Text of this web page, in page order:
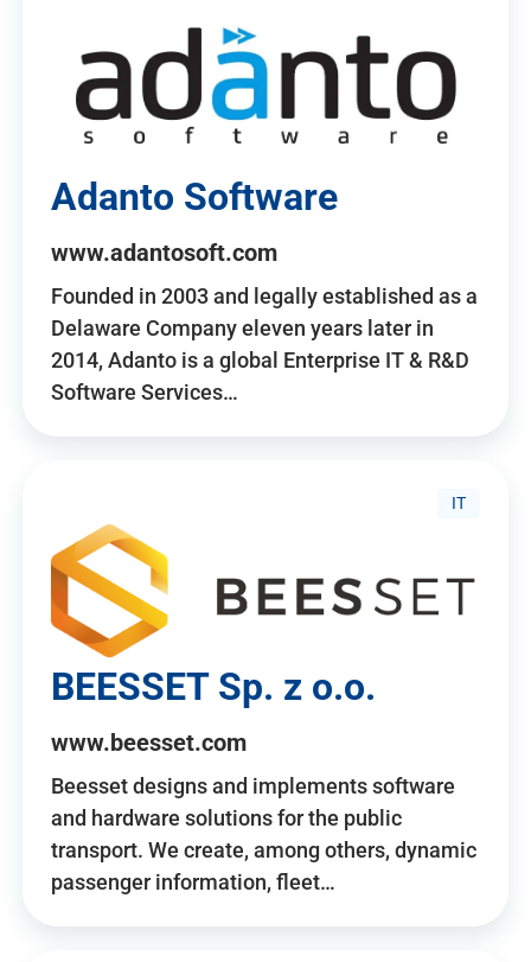
Adanto Software
www.adantosoft.com
Founded in 2003 and legally established as a
Delaware Company eleven years later in
2014, Adanto is a global Enterprise IT & R&D
Software Services…
IT
BEESSET Sp. z o.o.
www.beesset.com
Beesset designs and implements software
and hardware solutions for the public
transport. We create, among others, dynamic
passenger information, fleet…